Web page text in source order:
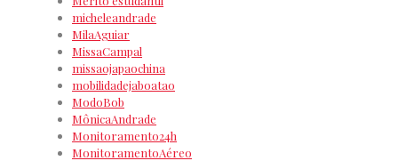
micheleandrade
MilaAguiar
MissaCampal
missaojapaochina
mobilidadejaboatao
ModoBob
MônicaAndrade
Monitoramento24h
MonitoramentoAéreo